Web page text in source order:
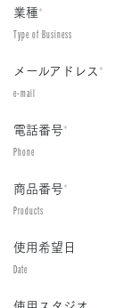
業種*
Type of Business
メールアドレス*
e-mail
電話番号*
Phone
商品番号*
Products
使用希望日
Date